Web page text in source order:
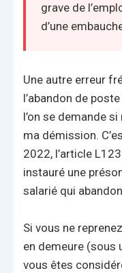
grave de
d’une
Une autre erreur
l’abandon de
l’on se demande
ma démission.
2022, l’article
instauré une
salarié qui
Si vous ne
en demeure (sous
vous êtes